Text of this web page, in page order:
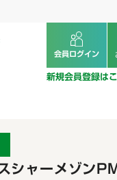
会員ログイン
新規会員登録は
シャーメゾン